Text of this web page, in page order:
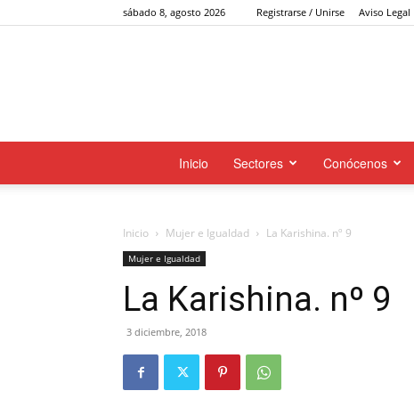
sábado 8, agosto 2026 Registrarse / Unirse Aviso Legal
Inicio Sectores Conócenos
Inicio Mujer e Igualdad La Karishina. nº 9
Mujer e Igualdad
La Karishina. nº 9
3 diciembre, 2018